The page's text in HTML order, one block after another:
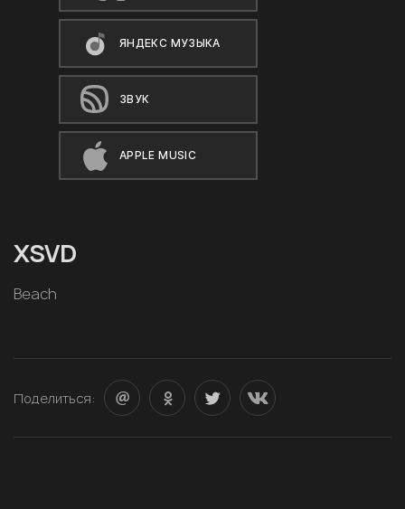
ЯНДЕКС МУЗЫКА
ЗВУК
APPLE MUSIC
XSVD
Beach
Поделиться: